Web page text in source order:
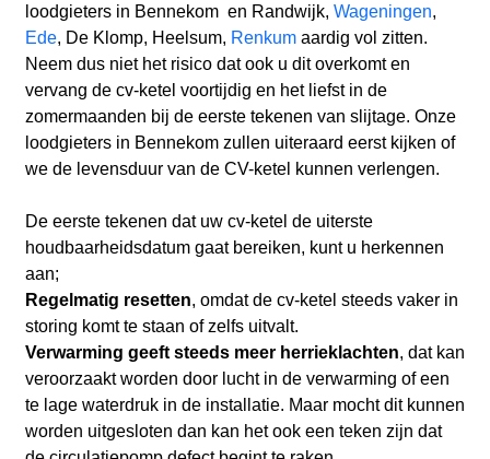
loodgieters in Bennekom en Randwijk, Wageningen,
Ede, De Klomp, Heelsum, Renkumaardig vol zitten.
Neem dus niet het risico dat ook u dit overkomt en
vervang de cv-ketel voortijdig en het liefst in de
zomermaanden bij de eerste tekenen van slijtage. Onze
loodgieters in Bennekom zullen uiteraard eerst kijken of
we de levensduur van de CV-ketel kunnen verlengen.
De eerste tekenen dat uw cv-ketel de uiterste
houdbaarheidsdatum gaat bereiken, kunt u herkennen
aan;
Regelmatig resetten, omdat de cv-ketel steeds vaker in
storing komt te staan of zelfs uitvalt.
Verwarming geeft steeds meer herrieklachten, dat kan
veroorzaakt worden door lucht in de verwarming of een
te lage waterdruk in de installatie. Maar mocht dit kunnen
worden uitgesloten dan kan het ook een teken zijn dat